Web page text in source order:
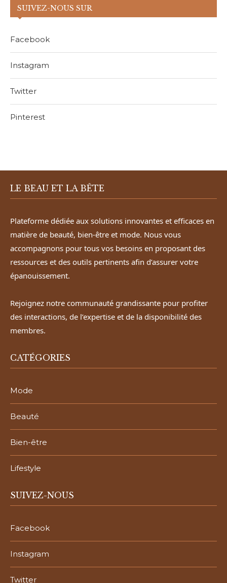
SUIVEZ-NOUS SUR
Facebook
Instagram
Twitter
Pinterest
LE BEAU ET LA BÊTE
Plateforme dédiée aux solutions innovantes et efficaces en
matière de beauté, bien-être et mode. Nous vous
accompagnons pour tous vos besoins en proposant des
ressources et des outils pertinents afin d’assurer votre
épanouissement.
Rejoignez notre communauté grandissante pour profiter
des interactions, de l’expertise et de la disponibilité des
membres.
CATÉGORIES
Mode
Beauté
Bien-être
Lifestyle
SUIVEZ-NOUS
Facebook
Instagram
Twitter